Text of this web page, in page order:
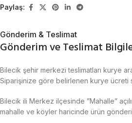
Paylaş:
Gönderim & Teslimat
Gönderim ve Teslimat
Bilecik şehir merkezi teslimatları kurye
Siparişinize göre belirlenen kurye ücreti
Bilecik ili Merkez ilçesinde ”Mahalle”
mahalle ve köyler haricinde ürün